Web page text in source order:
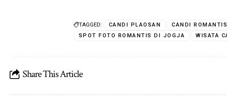
TAGGED: CANDI PLAOSAN CANDI
SPOT FOTO ROMANTIS DI JOGJA
WISATA
Share This Article